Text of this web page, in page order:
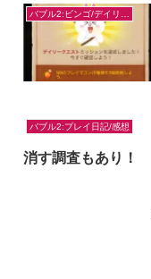
バブル2:プレイ日記/感想
消す調査もあり！